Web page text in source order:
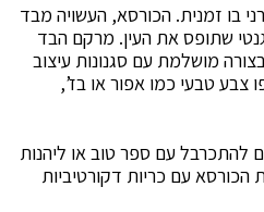
בו זמנית. הכורסא, העשויה מבד
שתופס את העין. מרקם הבד
מושלמת עם סגנונות עיצוב
צבע טבעי כמו אפור או בז’,
להתכרבל עם ספר טוב או ליהנות
עם כריות דקורטיביות